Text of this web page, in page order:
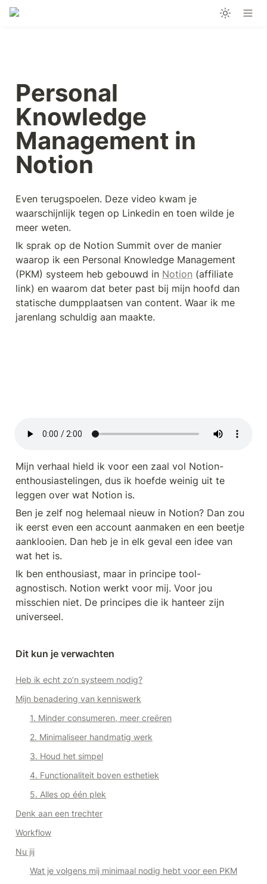
Personal
Knowledge
Management in
Notion
Even terugspoelen. Deze video kwam je
waarschijnlijk tegen op Linkedin en toen wilde je
meer weten.
Ik sprak op de Notion Summit over de manier
waarop ik een Personal Knowledge Management
(PKM) systeem heb gebouwd in Notion (affiliate
link) en waarom dat beter past bij mijn hoofd dan
statische dumpplaatsen van content. Waar ik me
jarenlang schuldig aan maakte.
Mijn verhaal hield ik voor een zaal vol Notion-
enthousiastelingen, dus ik hoefde weinig uit te
leggen over wat Notion is.
Ben je zelf nog helemaal nieuw in Notion? Dan zou
ik eerst even een account aanmaken en een beetje
aanklooien. Dan heb je in elk geval een idee van
wat het is.
Ik ben enthousiast, maar in principe tool-
agnostisch. Notion werkt voor mij. Voor jou
misschien niet. De principes die ik hanteer zijn
universeel.
Dit kun je verwachten
Heb ik echt zo’n systeem nodig?
Mijn benadering van kenniswerk
1. Minder consumeren, meer creëren
2. Minimaliseer handmatig werk
3. Houd het simpel
4. Functionaliteit boven esthetiek
5. Alles op één plek
Denk aan een trechter
Workflow
Nu jij
Wat je volgens mij minimaal nodig hebt voor een PKM